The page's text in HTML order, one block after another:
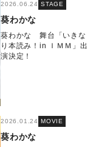
2026.06.24 STAGE
葵わかな
葵わかな 舞台「いきな
り本読み！in ＩＭＭ」出
演決定！
2026.01.24 MOVIE
葵わかな